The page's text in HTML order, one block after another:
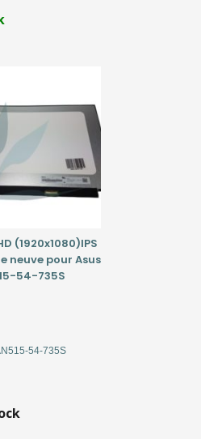
(1920x1080)IPS
neuve pour Asus
54-735S
54-735S